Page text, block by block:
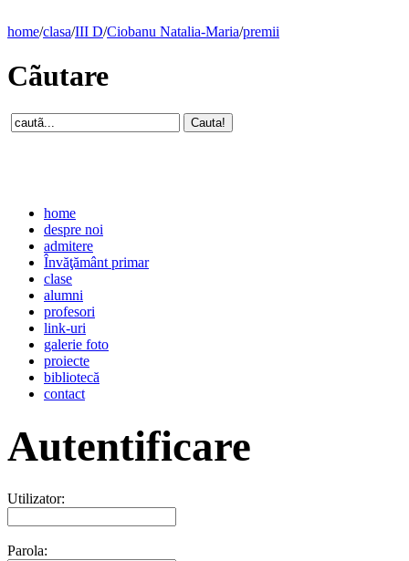
home/clasa/III D/Ciobanu Natalia-Maria/premii
Cãutare
home
despre noi
admitere
Învăţământ primar
clase
alumni
profesori
link-uri
galerie foto
proiecte
bibliotecă
contact
Autentificare
Utilizator:
Parola: